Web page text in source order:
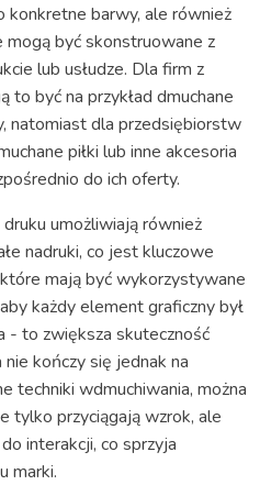
konkretne barwy, ale również
mogą być skonstruowane z
lub usłudze. Dla firm z
to być na przykład dmuchane
natomiast dla przedsiębiorstw
piłki lub inne akcesoria
do ich oferty.
umożliwiają również
nadruki, co jest kluczowe
mają być wykorzystywane
każdy element graficzny był
- to zwiększa skuteczność
kończy się jednak na
techniki wdmuchiwania, można
tylko przyciągają wzrok, ale
interakcji, co sprzyja
marki.